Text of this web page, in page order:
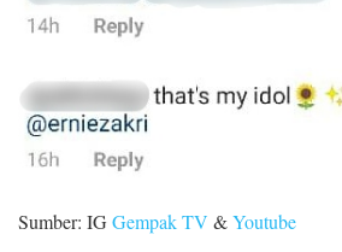
Sumber: IGGempak TV &Youtube